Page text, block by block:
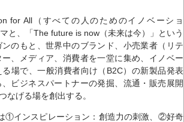
for All（すべての人のためのイノベーショ
と、「The future is now（未来は今）」という
のもと、世界中のブランド、小売業者（リテ
、メディア、消費者を一堂に集め、イノベー
場で、一般消費者向け（B2C）の新製品発表
ビジネスパートナーの発掘、流通・販売展開
なげる場を創出する。
①インスピレーション：創造力の刺激、②好奇